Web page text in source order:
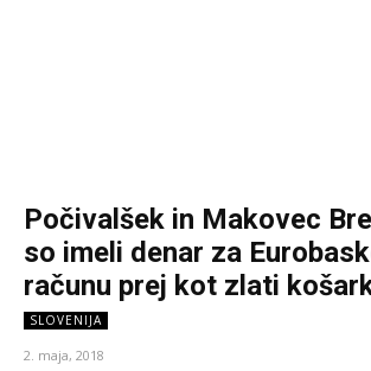
Počivalšek in Makovec
so imeli denar za
računu prej kot zlati
SLOVENIJA
2. maja, 2018